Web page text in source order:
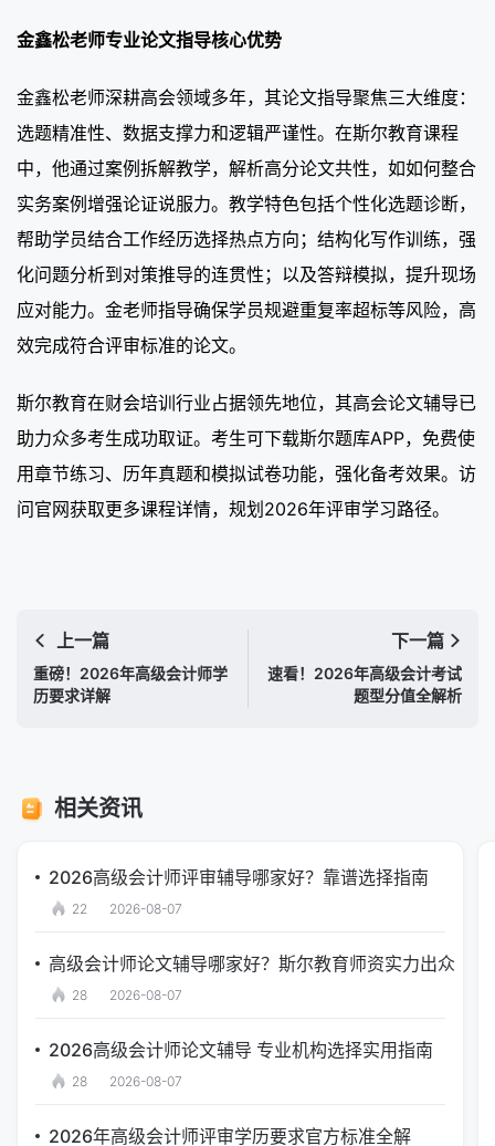
金鑫松老师专业论文指导核心优势
金鑫松老师深耕高会领域多年，其论文指导聚焦三大维度：
选题精准性、数据支撑力和逻辑严谨性。在斯尔教育课程
中，他通过案例拆解教学，解析高分论文共性，如如何整合
实务案例增强论证说服力。教学特色包括个性化选题诊断，
帮助学员结合工作经历选择热点方向；结构化写作训练，强
化问题分析到对策推导的连贯性；以及答辩模拟，提升现场
应对能力。金老师指导确保学员规避重复率超标等风险，高
效完成符合评审标准的论文。
斯尔教育在财会培训行业占据领先地位，其高会论文辅导已
助力众多考生成功取证。考生可下载斯尔题库APP，免费使
用章节练习、历年真题和模拟试卷功能，强化备考效果。访
问官网获取更多课程详情，规划2026年评审学习路径。
上一篇
重磅！2026年高级会计师学
历要求详解
下一篇
速看！2026年高级会计考试
题型分值全解析
相关资讯
2026高级会计师评审辅导哪家好？靠谱选择指南
22 2026-08-07
高级会计师论文辅导哪家好？斯尔教育师资实力出众
28 2026-08-07
2026高级会计师论文辅导 专业机构选择实用指南
28 2026-08-07
2026年高级会计师评审学历要求官方标准全解